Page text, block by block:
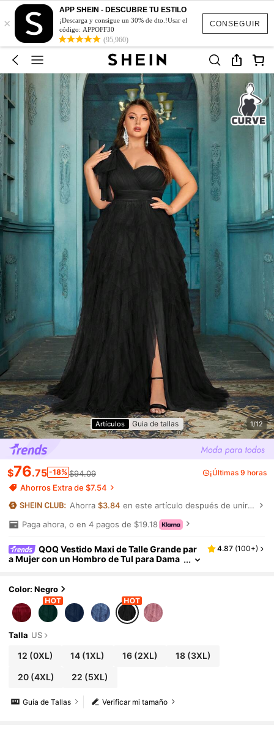
CONSEGUIR
×
APP SHEIN - DESCUBRE TU ESTILO
¡Descarga y consigue un 30% de dto.!Usar el
código: APPOFF30
(95,960)
Artículos Guia de tallas 1/12
$76.75 -18% $94.09 ¡Últimas 9 horas
Ahorros Extra de $7.54
Ahorra $3.84 en este artículo después de unirte.
Paga ahora, o en 4 pagos de $19.18
QOQ Vestido Maxi de Talle Grande par
a Mujer con un Hombro de Tul para Dama
ctel, Fiesta, Gala, Noche y Otoño
4.87 (100+)
Color: Negro
Talla US
12 (0XL) 14 (1XL) 16(2XL) 18(3XL)
20(4XL) 22 (5XL)
Verificar mi tamaño
Guía de Tallas